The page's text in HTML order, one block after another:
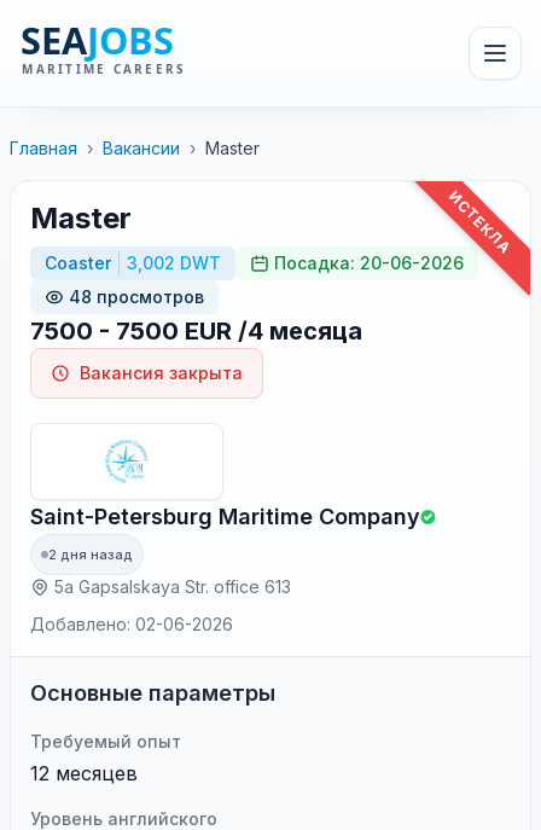
Главная › Вакансии › Master
ИСТЕКЛА
Master
Coaster 3,002 DWT
Посадка: 20-06-2026
48 просмотров
7500 - 7500 EUR /4 месяца
Вакансия закрыта
Saint-Petersburg Maritime Company
2 дня назад
5a Gapsalskaya Str. office 613
Добавлено: 02-06-2026
Основные параметры
Требуемый опыт
12 месяцев
Уровень английского